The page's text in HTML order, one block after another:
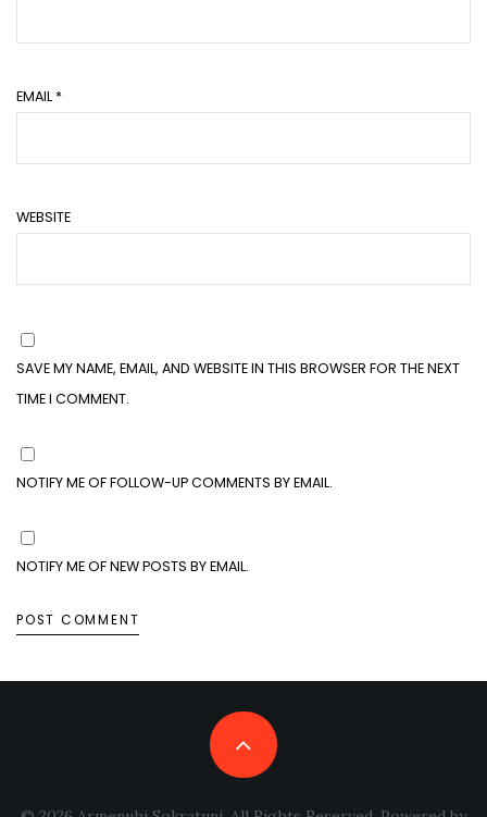
EMAIL *
WEBSITE
SAVE MY NAME, EMAIL, AND WEBSITE IN THIS BROWSER FOR THE NEXT
TIME I COMMENT.
NOTIFY ME OF FOLLOW-UP COMMENTS BY EMAIL.
NOTIFY ME OF NEW POSTS BY EMAIL.